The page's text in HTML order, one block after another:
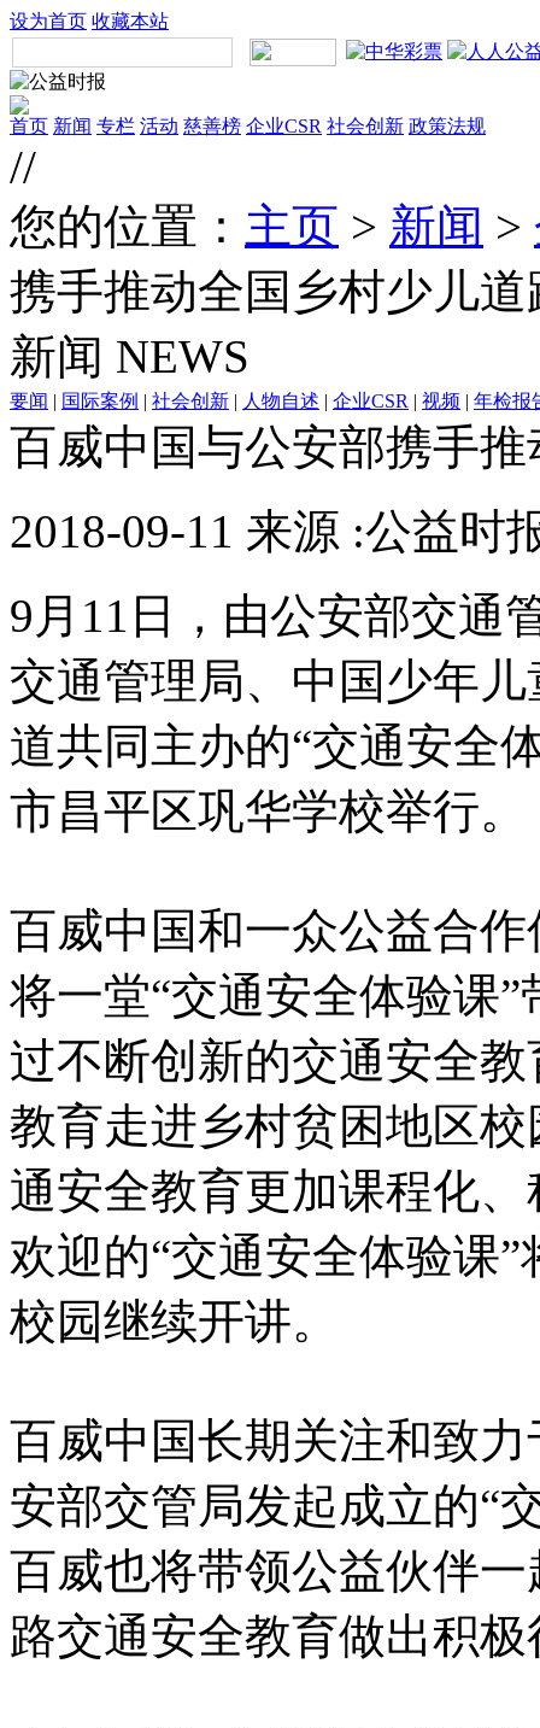
设为首页 收藏本站
首页 新闻 专栏 活动 慈善榜 企业CSR 社会创新 政策法规
//
您的位置： 主页 > 新闻 >
携手推动全国乡村少儿
新闻 NEWS
要闻 | 国际案例 | 社会创新 | 人物自述 | 企业CSR | 视频 | 年检报
百威中国与公安部携手
2018-09-11 来源 :公益时
9月11日，由公安部交通
交通管理局、中国少年
道共同主办的“交通安全
市昌平区巩华学校举行。
百威中国和一众公益合
将一堂“交通安全体验课
过不断创新的交通安全
教育走进乡村贫困地区
通安全教育更加课程化
欢迎的“交通安全体验课
校园继续开讲。
百威中国长期关注和致
安部交管局发起成立的“
百威也将带领公益伙伴
路交通安全教育做出积极